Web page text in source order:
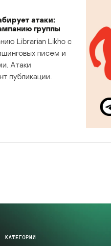
атаки:
группы
Librarian Likho с
писем и
Атаки
публикации.
КАТЕГОРИИ